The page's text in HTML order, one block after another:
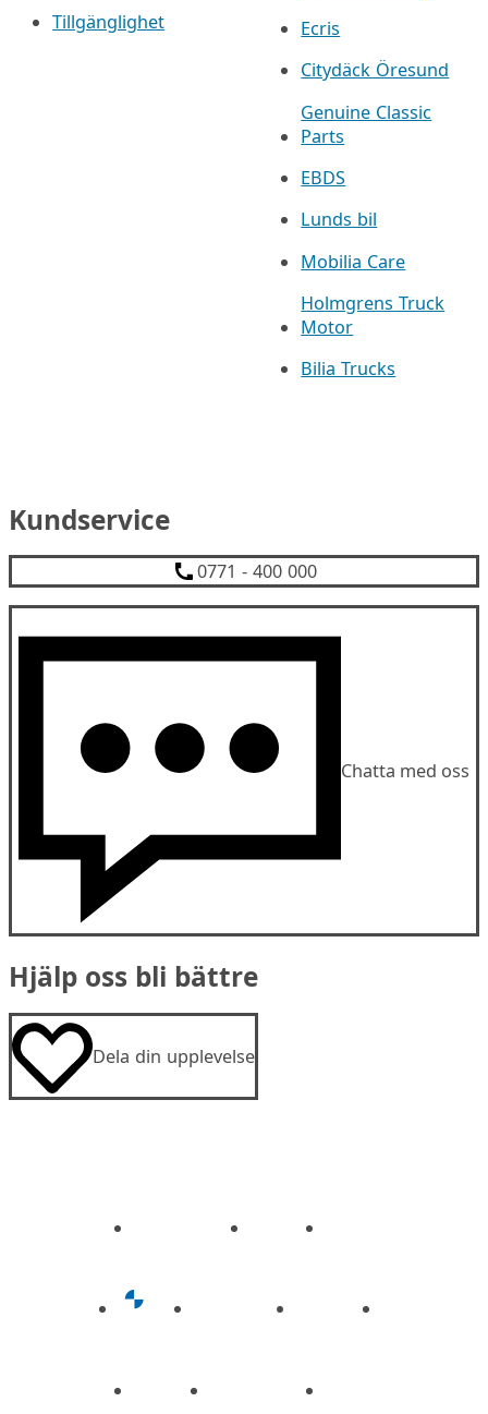
Tillgänglighet
Ecris
Citydäck Öresund
Genuine Classic
Parts
EBDS
Lunds bil
Mobilia Care
Holmgrens Truck
Motor
Bilia Trucks
Kundservice
0771 - 400 000
Chatta med oss
Hjälp oss bli bättre
Dela din upplevelse